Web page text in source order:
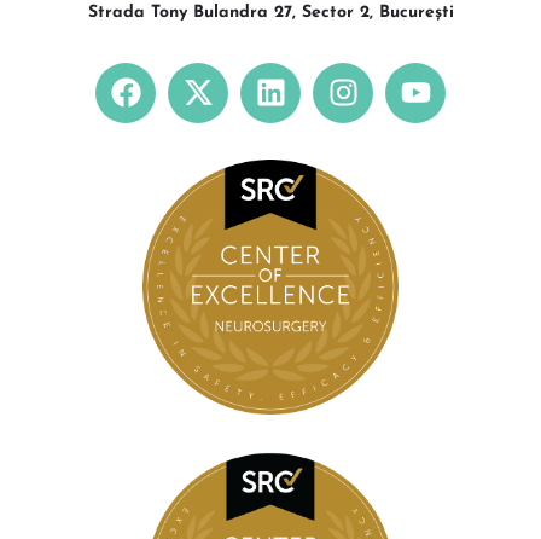
Strada Tony Bulandra 27, Sector 2, București